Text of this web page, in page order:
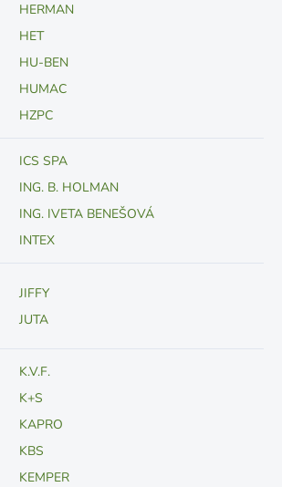
HERMAN
HET
HU-BEN
HUMAC
HZPC
ICS SPA
ING. B. HOLMAN
ING. IVETA BENEŠOVÁ
INTEX
JIFFY
JUTA
K.V.F.
K+S
KAPRO
KBS
KEMPER